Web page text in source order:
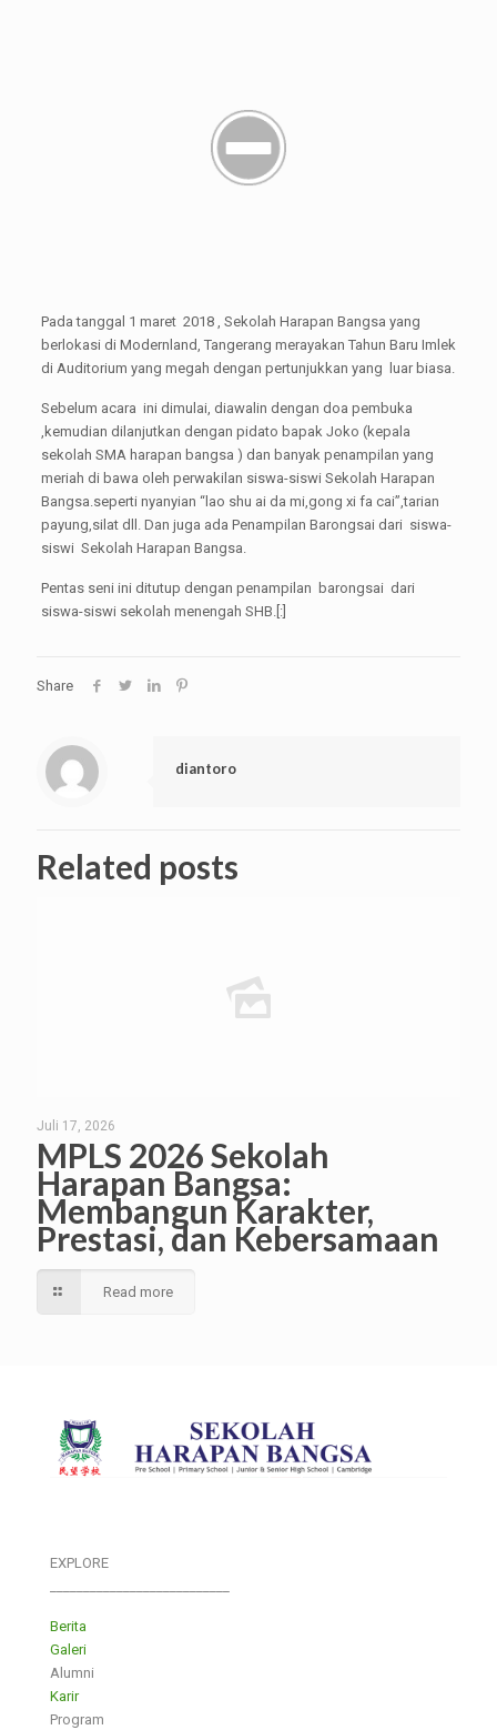
Pada tanggal 1 maret 2018 , Sekolah Harapan Bangsa yang
berlokasi di Modernland, Tangerang merayakan Tahun Baru Imlek
di Auditorium yang megah dengan pertunjukkan yang luar biasa.
Sebelum acara ini dimulai, diawalin dengan doa pembuka
,kemudian dilanjutkan dengan pidato bapak Joko (kepala
sekolah SMA harapan bangsa ) dan banyak penampilan yang
meriah di bawa oleh perwakilan siswa-siswi Sekolah Harapan
Bangsa.seperti nyanyian “lao shu ai da mi,gong xi fa cai”,tarian
payung,silat dll. Dan juga ada Penampilan Barongsai dari siswa-
siswi Sekolah Harapan Bangsa.
Pentas seni ini ditutup dengan penampilan barongsai dari
siswa-siswi sekolah menengah SHB.[:]
Share
diantoro
Related posts
Juli 17, 2026
MPLS 2026 Sekolah
Harapan Bangsa:
Membangun Karakter,
Prestasi, dan Kebersamaan
Read more
EXPLORE
Berita
Galeri
Alumni
Karir
Program